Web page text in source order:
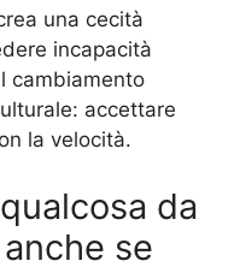
una cecità
incapacità
cambiamento
accettare
la velocità.
da
se